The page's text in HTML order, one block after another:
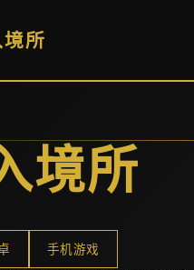
所
境所
手机游戏